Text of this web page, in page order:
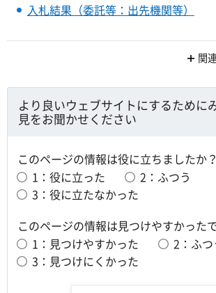
入札結果（委託等：出先機関等）
関
より良いウェブサイトにするために
見をお聞かせください
このページの情報は役に立ちましたか？
1：役に立った
2：ふつう
3：役に立たなかった
このページの情報は見つけやすかった
1：見つけやすかった
2：ふつ
3：見つけにくかった